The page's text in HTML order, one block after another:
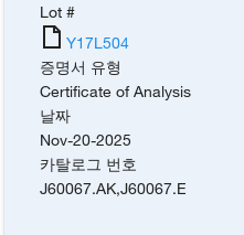
Lot #
Y17L504
증명서 유형
Certificate of Analysis
날짜
Nov-20-2025
카탈로그 번호
J60067.AK,J60067.E